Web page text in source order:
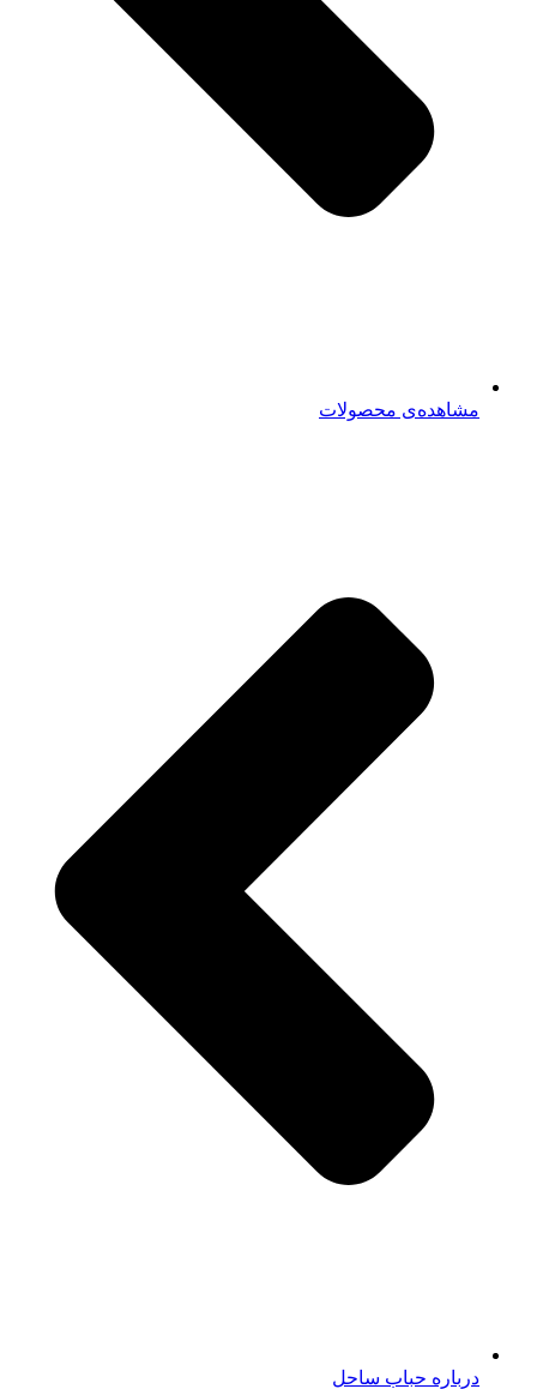
مشاهده‌ی محصولات
درباره حباب ساحل